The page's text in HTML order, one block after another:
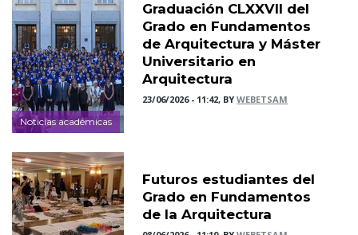
Noticias académicas
Graduación CLXXVII del
Grado en Fundamentos
de Arquitectura y Máster
Universitario en
Arquitectura
23/06/2026 - 11:42, BYWEBETSAM
Futuros estudiantes del
Grado en Fundamentos
de la Arquitectura